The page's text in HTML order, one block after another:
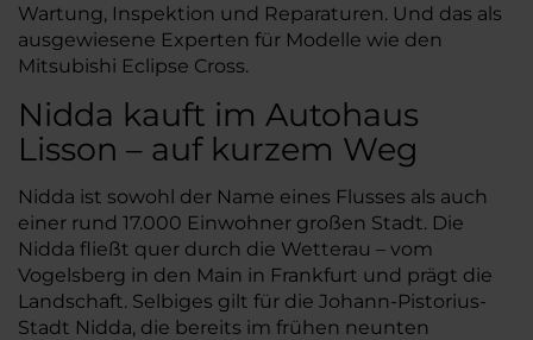
Wartung, Inspektion und Reparaturen. Und das als
ausgewiesene Experten für Modelle wie den
Mitsubishi Eclipse Cross.
Nidda kauft im Autohaus
Lisson – auf kurzem Weg
Nidda ist sowohl der Name eines Flusses als auch
einer rund 17.000 Einwohner großen Stadt. Die
Nidda fließt quer durch die Wetterau – vom
Vogelsberg in den Main in Frankfurt und prägt die
Landschaft. Selbiges gilt für die Johann-Pistorius-
Stadt Nidda, die bereits im frühen neunten